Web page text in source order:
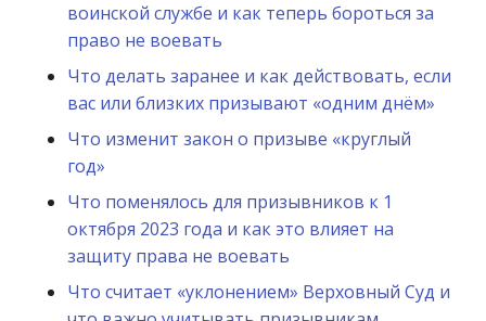
воинской службе и как теперь бороться за
право не воевать
Что делать заранее и как действовать, если
вас или близких призывают «одним днём»
Что изменит закон о призыве «круглый
год»
Что поменялось для призывников к 1
октября 2023 года и как это влияет на
защиту права не воевать
Что считает «уклонением» Верховный Суд и